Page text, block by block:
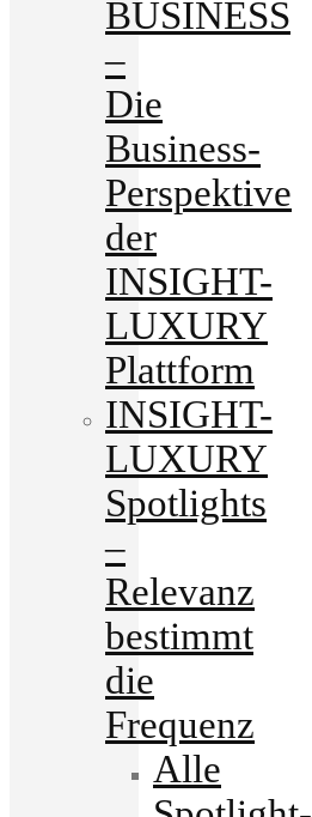
BUSINESS
–
Die
Business-
Perspektive
der
INSIGHT-
LUXURY
Plattform
INSIGHT-
LUXURY
Spotlights
–
Relevanz
bestimmt
die
Frequenz
Alle